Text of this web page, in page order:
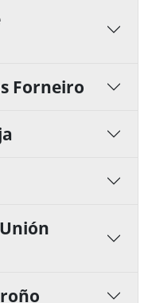
Forneiro